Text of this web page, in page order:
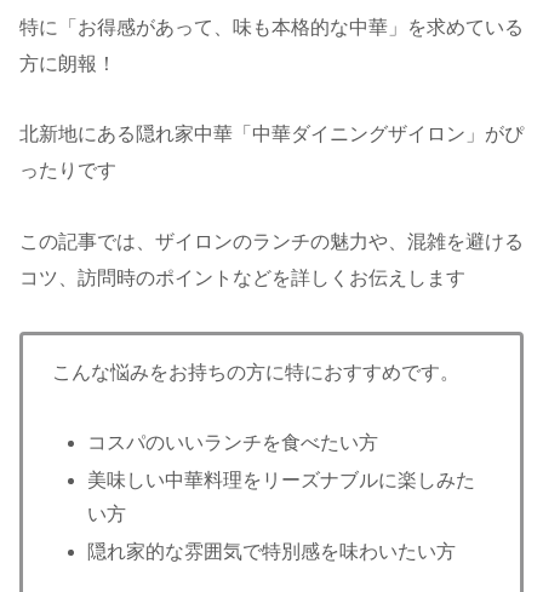
特に「お得感があって、味も本格的な中華」を求めている
方に朗報！
北新地にある隠れ家中華「中華ダイニングザイロン」がぴ
ったりです
この記事では、ザイロンのランチの魅力や、混雑を避ける
コツ、訪問時のポイントなどを詳しくお伝えします
こんな悩みをお持ちの方に特におすすめです。
コスパのいいランチを食べたい方
美味しい中華料理をリーズナブルに楽しみた
い方
隠れ家的な雰囲気で特別感を味わいたい方